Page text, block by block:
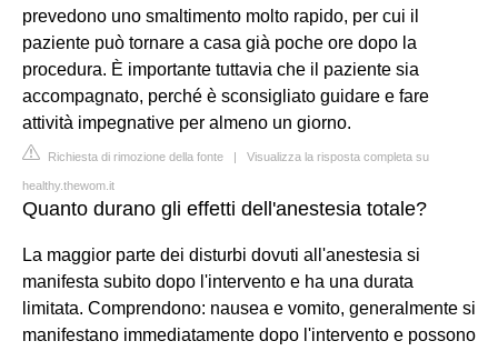
prevedono uno smaltimento molto rapido, per cui il
paziente può tornare a casa già poche ore dopo la
procedura. È importante tuttavia che il paziente sia
accompagnato, perché è sconsigliato guidare e fare
attività impegnative per almeno un giorno.
Richiesta di rimozione della fonte | Visualizza la risposta completa su
healthy.thewom.it
Quanto durano gli effetti dell'anestesia totale?
La maggior parte dei disturbi dovuti all'anestesia si
manifesta subito dopo l'intervento e ha una durata
limitata. Comprendono: nausea e vomito, generalmente si
manifestano immediatamente dopo l'intervento e possono